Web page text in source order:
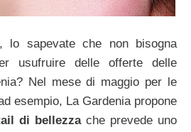
lo sapevate che non bisogna
usufruire delle offerte delle
Nel mese di maggio per le
esempio, La Gardenia propone
di bellezzache prevede uno